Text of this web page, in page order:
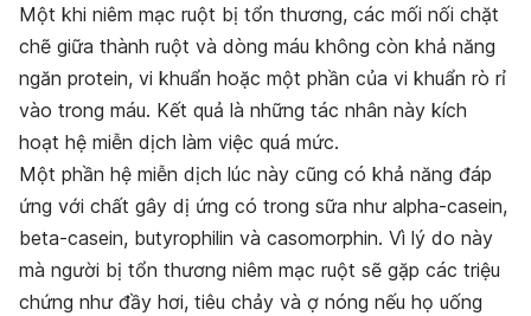
Một khi niêm mạc ruột bị tổn thương, các mối nối chặt
chẽ giữa thành ruột và dòng máu không còn khả năng
ngăn protein, vi khuẩn hoặc một phần của vi khuẩn rò rỉ
vào trong máu. Kết quả là những tác nhân này kích
hoạt hệ miễn dịch làm việc quá mức.
Một phần hệ miễn dịch lúc này cũng có khả năng đáp
ứng với chất gây dị ứng có trong sữa như alpha-casein,
beta-casein, butyrophilin và casomorphin. Vì lý do này
mà người bị tổn thương niêm mạc ruột sẽ gặp các triệu
chứng như đầy hơi, tiêu chảy và ợ nóng nếu họ uống